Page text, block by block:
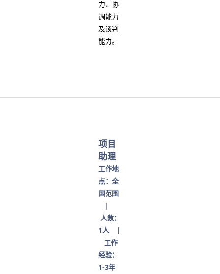
力、协
调能力
及谈判
能力。
项目
助理
工作地
点：全
国范围
|
人数：
1人 |
工作
经验：
1-3年